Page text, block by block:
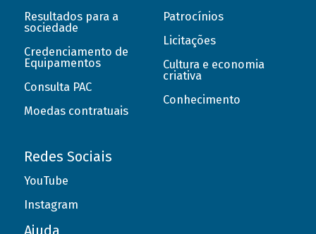
Resultados para a
sociedade
Credenciamento de
Equipamentos
Consulta PAC
Moedas contratuais
Patrocínios
Licitações
Cultura e economia
criativa
Conhecimento
Redes Sociais
YouTube
Instagram
Ajuda